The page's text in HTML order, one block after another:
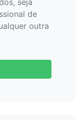
de
outra